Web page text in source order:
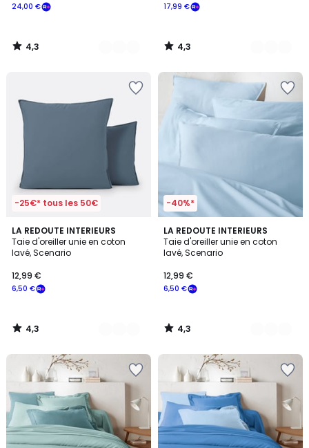
24,00 €
4,3
/
17,99 €
4,3
/
-25€* tous les 50€
LA REDOUTE INTERIEURS
Taie d'oreiller unie en coton
lavé, Scenario
6,50 €
12,99 €
4,3
/ 5
2
Couleurs
4,3
/
-40%*
LA REDOUTE INTERIEURS
Taie d'oreiller unie en coton
lavé, Scenario
6,50 €
12,99 €
4,3
/ 5
20
Couleurs
4,3
/